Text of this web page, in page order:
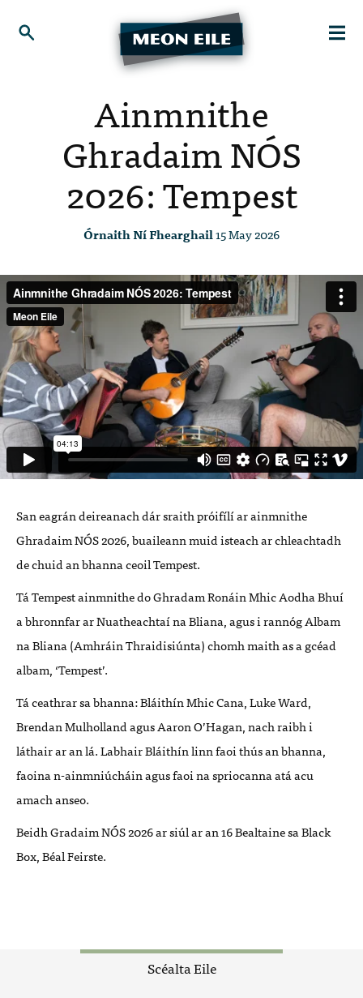
Ainmnithe
Ghradaim NÓS
2026: Tempest
Órnaith Ní Fhearghail15 May 2026
San eagrán deireanach dár sraith próifílí ar ainmnithe
Ghradaim NÓS 2026, buaileann muid isteach ar chleachtadh
de chuid an bhanna ceoil Tempest.
Tá Tempest ainmnithe do Ghradam Ronáin Mhic Aodha Bhuí
a bhronnfar ar Nuatheachtaí na Bliana, agus i rannóg Albam
na Bliana (Amhráin Thraidisiúnta) chomh maith as a gcéad
albam, ‘Tempest’.
Tá ceathrar sa bhanna: Bláithín Mhic Cana, Luke Ward,
Brendan Mulholland agus Aaron O’Hagan, nach raibh i
láthair ar an lá. Labhair Bláithín linn faoi thús an bhanna,
faoina n-ainmniúcháin agus faoi na spriocanna atá acu
amach anseo.
Beidh Gradaim NÓS 2026 ar siúl ar an 16 Bealtaine sa Black
Box, Béal Feirste.
Scéalta Eile